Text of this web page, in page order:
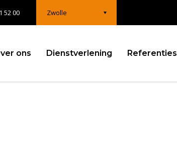
Zwolle
52 00
ons Dienstverlening Referenties